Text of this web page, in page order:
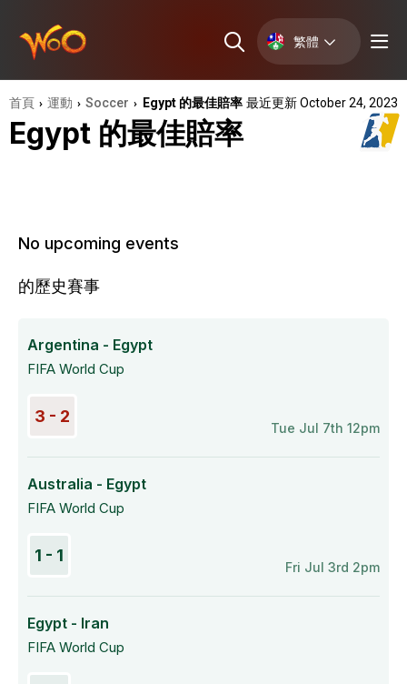
繁體
首頁 › 運動 › Soccer › Egypt 的最佳賠率 最近更新 October 24, 2023
Egypt 的最佳賠率
No upcoming events
的歷史賽事
Argentina - Egypt
FIFA World Cup
3 - 2
Tue Jul 7th 12pm
Australia - Egypt
FIFA World Cup
1 - 1
Fri Jul 3rd 2pm
Egypt - Iran
FIFA World Cup